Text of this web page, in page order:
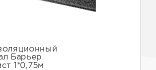
Барьер
1*0,75м